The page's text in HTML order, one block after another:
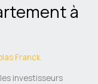
à
Franck
investisseurs